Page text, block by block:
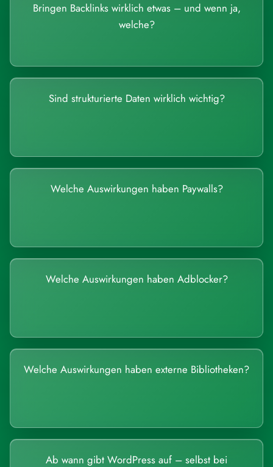
Bringen Backlinks wirklich etwas – und wenn ja,
welche?
Sind strukturierte Daten wirklich wichtig?
Welche Auswirkungen haben Paywalls?
Welche Auswirkungen haben Adblocker?
Welche Auswirkungen haben externe Bibliotheken?
Ab wann gibt WordPress auf – selbst bei